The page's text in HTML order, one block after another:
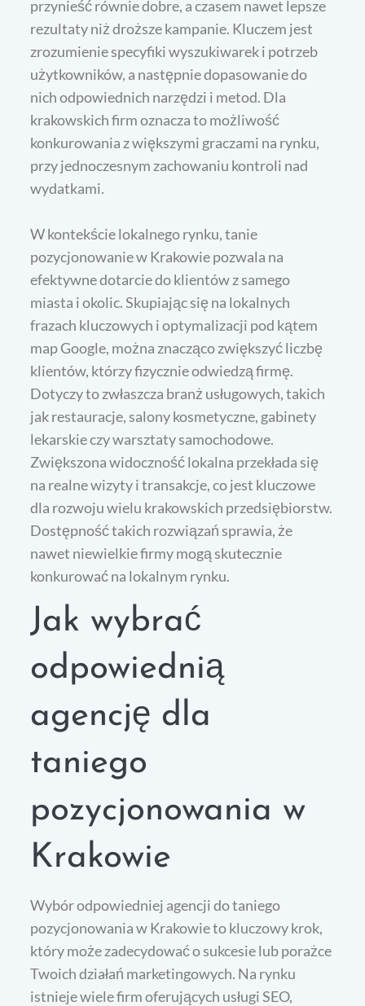
przynieść równie dobre, a czasem nawet lepsze
rezultaty niż droższe kampanie. Kluczem jest
zrozumienie specyfiki wyszukiwarek i potrzeb
użytkowników, a następnie dopasowanie do
nich odpowiednich narzędzi i metod. Dla
krakowskich firm oznacza to możliwość
konkurowania z większymi graczami na rynku,
przy jednoczesnym zachowaniu kontroli nad
wydatkami.
W kontekście lokalnego rynku, tanie
pozycjonowanie w Krakowie pozwala na
efektywne dotarcie do klientów z samego
miasta i okolic. Skupiając się na lokalnych
frazach kluczowych i optymalizacji pod kątem
map Google, można znacząco zwiększyć liczbę
klientów, którzy fizycznie odwiedzą firmę.
Dotyczy to zwłaszcza branż usługowych, takich
jak restauracje, salony kosmetyczne, gabinety
lekarskie czy warsztaty samochodowe.
Zwiększona widoczność lokalna przekłada się
na realne wizyty i transakcje, co jest kluczowe
dla rozwoju wielu krakowskich przedsiębiorstw.
Dostępność takich rozwiązań sprawia, że
nawet niewielkie firmy mogą skutecznie
konkurować na lokalnym rynku.
Jak wybrać
odpowiednią
agencję dla
taniego
pozycjonowania w
Krakowie
Wybór odpowiedniej agencji do taniego
pozycjonowania w Krakowie to kluczowy krok,
który może zadecydować o sukcesie lub porażce
Twoich działań marketingowych. Na rynku
istnieje wiele firm oferujących usługi SEO,